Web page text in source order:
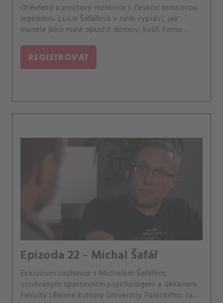
Otevřený a poutavý rozhovor s českou tenisovou
legendou. Lucie Šafářová v něm vypráví, jak
musela jako malá opustit domov, kvůli čemu
"zóny", v níž dokázala porazit takřka kohokoliv.
REGISTROVAT
Epizoda 22 - Michal Šafář
Exkluzivní rozhovor s Michalem Šafářem,
uznávaným sportovním psychologem a děkanem
Fakulty tělesné kultury Univerzity Palackého. Jaký